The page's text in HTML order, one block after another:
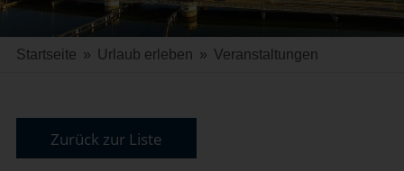
Startseite » Urlaub erleben » Veranstaltungen
Zurück zur Liste